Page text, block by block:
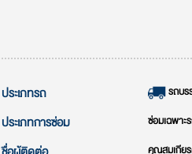
ประเภทรถ รถบ
ประเภทการซ่อม ซ่อมเฉพาะ
คุณสมเกีย